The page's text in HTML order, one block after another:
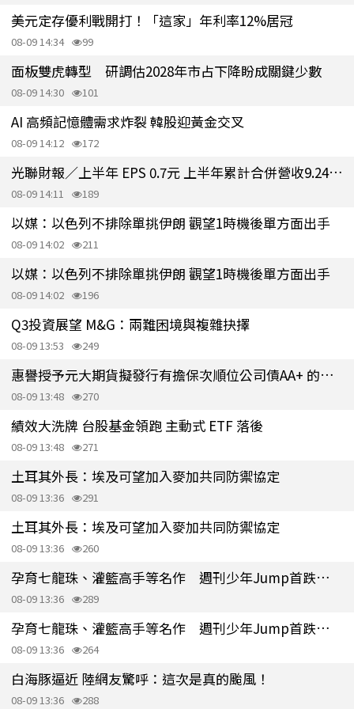
美元定存優利戰開打！「這家」年利率12%居冠
08-09 14:34 99
面板雙虎轉型 研調估2028年市占下降盼成關鍵少數
08-09 14:30 101
AI 高頻記憶體需求炸裂 韓股迎黃金交叉
08-09 14:12 172
光聯財報／上半年 EPS 0.7元 上半年累計合併營收9.24億元
08-09 14:11 189
以媒：以色列不排除單挑伊朗 觀望1時機後單方面出手
08-09 14:02 211
以媒：以色列不排除單挑伊朗 觀望1時機後單方面出手
08-09 14:02 196
Q3投資展望 M&G：兩難困境與複雜抉擇
08-09 13:53 249
惠譽授予元大期貨擬發行有擔保次順位公司債AA+ 的預期評等
08-09 13:48 270
績效大洗牌 台股基金領跑 主動式 ETF 落後
08-09 13:48 271
土耳其外長：埃及可望加入麥加共同防禦協定
08-09 13:36 291
土耳其外長：埃及可望加入麥加共同防禦協定
08-09 13:36 260
孕育七龍珠、灌籃高手等名作 週刊少年Jump首跌破百萬冊
08-09 13:36 289
孕育七龍珠、灌籃高手等名作 週刊少年Jump首跌破百萬冊
08-09 13:36 264
白海豚逼近 陸網友驚呼：這次是真的颱風！
08-09 13:36 288